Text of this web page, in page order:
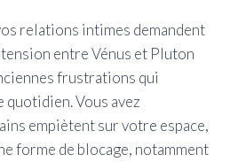
relations intimes demandent
tension entre Vénus et Pluton
frustrations qui
Vous avez
empiètent sur votre espace,
forme de blocage, notamment